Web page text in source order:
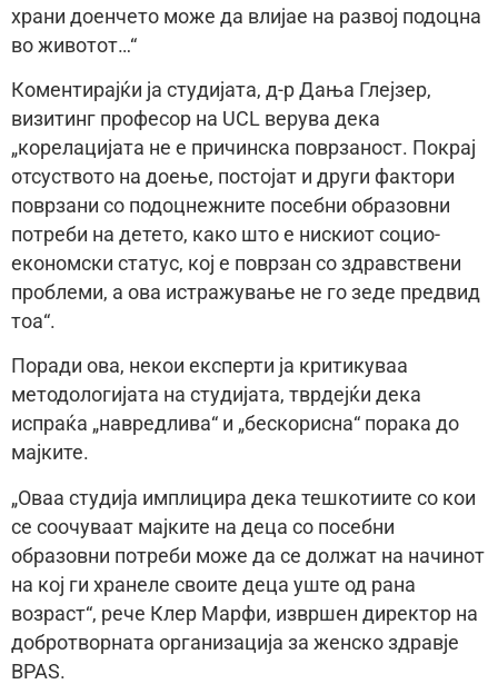
храни доенчето може да влијае на развој подоцна
во животот…“
Коментирајќи ја студијата, д-р Дања Глејзер,
визитинг професор на UCL верува дека
„корелацијата не е причинска поврзаност. Покрај
отсуството на доење, постојат и други фактори
поврзани со подоцнежните посебни образовни
потреби на детето, како што е нискиот социо-
економски статус, кој е поврзан со здравствени
проблеми, а ова истражување не го зеде предвид
тоа“.
Поради ова, некои експерти ја критикуваа
методологијата на студијата, тврдејќи дека
испраќа „навредлива“ и „бескорисна“ порака до
мајките.
„Оваа студија имплицира дека тешкотиите со кои
се соочуваат мајките на деца со посебни
образовни потреби може да се должат на начинот
на кој ги хранеле своите деца уште од рана
возраст“, ​​рече Клер Марфи, извршен директор на
добротворната организација за женско здравје
BPAS.